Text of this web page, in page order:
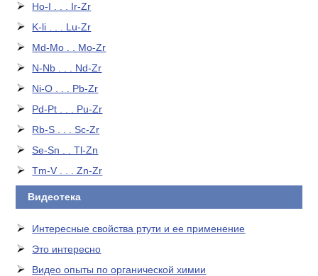
Ho-I . . . Ir-Zr
K-li . . . Lu-Zr
Md-Mo . . Mo-Zr
N-Nb . . . Nd-Zr
Ni-O . . . Pb-Zr
Pd-Pt . . . Pu-Zr
Rb-S . . . Sc-Zr
Se-Sn . . Tl-Zn
Tm-V . . . Zn-Zr
Видеотека
Интересные свойства ртути и ее применение
Это интересно
Видео опыты по органической химии